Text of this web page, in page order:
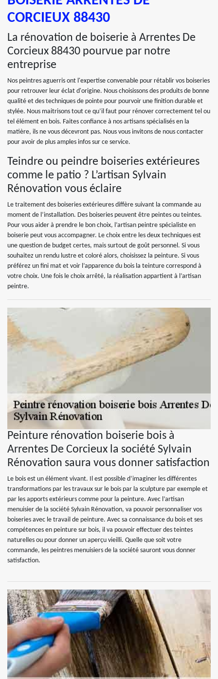
CORCIEUX 88430
La rénovation de boiserie à Arrentes De
Corcieux 88430 pourvue par notre
entreprise
Nos peintres aguerris ont l'expertise convenable pour rétablir vos boiseries
pour retrouver leur éclat d'origine. Nous choisissons des produits de bonne
qualité et des techniques de pointe pour pourvoir une finition durable et
stylée. Nous maitrisons tout ce qu’il faut pour rénover correctement tel ou
tel élément en bois. Faites confiance à nos artisans spécialisés en la
matière, ils ne vous décevront pas. Nous vous invitons de nous contacter
pour avoir de plus amples infos sur ce service.
Teindre ou peindre boiseries extérieures
comme le patio ? L’artisan Sylvain
Rénovation vous éclaire
Le traitement des boiseries extérieures diffère suivant la commande au
moment de l’installation. Des boiseries peuvent être peintes ou teintes.
Pour vous aider à prendre le bon choix, l’artisan peintre spécialiste en
boiserie peut vous accompagner. Le choix entre les deux techniques est
une question de budget certes, mais surtout de goût personnel. Si vous
souhaitez un rendu lustre et coloré alors, choisissez la peinture. Si vous
préférez un fini mat et voir l’apparence du bois la teinture correspond à
votre choix. Une fois le choix arrêté, la réalisation appartient à l’artisan
peintre.
Peinture rénovation boiserie bois à
Arrentes De Corcieux la société Sylvain
Rénovation saura vous donner satisfaction
Le bois est un élément vivant. Il est possible d’imaginer les différentes
transformations par les travaux sur le bois par la sculpture par exemple et
par les apports extérieurs comme pour la peinture. Avec l’artisan
menuisier de la société Sylvain Rénovation, va pouvoir personnaliser vos
boiseries avec le travail de peinture. Avec sa connaissance du bois et ses
compétences en peinture sur bois, il va pouvoir effectuer des teintes
naturelles ou pour donner un aperçu vieilli. Quelle que soit votre
commande, les peintres menuisiers de la société sauront vous donner
satisfaction.